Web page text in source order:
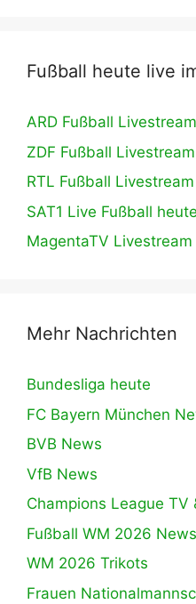
Fußball heute live
ARD Fußball Livestream
ZDF Fußball Livestream
RTL Fußball Livestream
SAT1 Live Fußball
MagentaTV Livestream
Mehr Nachrichten
Bundesliga heute
FC Bayern München
BVB News
VfB News
Champions League TV
Fußball WM 2026 News
WM 2026 Trikots
Frauen